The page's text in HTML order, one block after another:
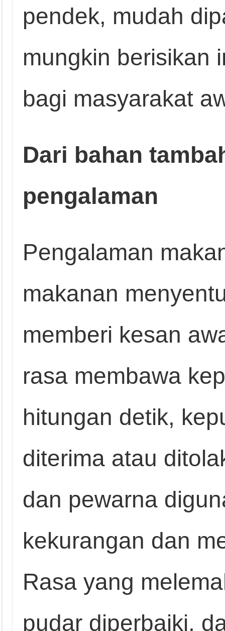
pendek, mudah
mungkin berisikan
bagi masyarakat
Dari bahan
pengalaman
Pengalaman
makanan
memberi kesan
rasa membawa
hitungan detik,
diterima atau
dan pewarna
kekurangan dan
Rasa yang
pudar diperbaiki,